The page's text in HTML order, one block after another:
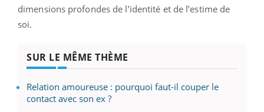
dimensions profondes de l’identité et de l’estime de
soi.
SUR LE MÊME THÈME
Relation amoureuse : pourquoi faut-il couper le
contact avec son ex ?